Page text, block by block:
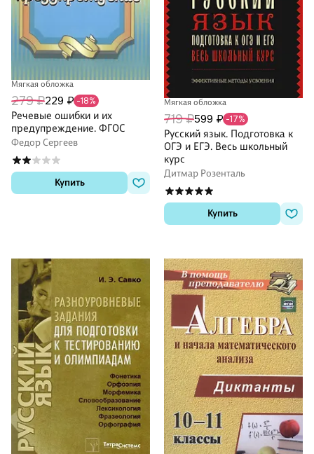
Мягкая обложка
279 ₽229 ₽ -18%
Речевые ошибки и их
предупреждение. ФГОС
Федор Сергеев
Купить
Мягкая обложка
719 ₽599 ₽ -17%
Русский язык. Подготовка к
ОГЭ и ЕГЭ. Весь школьный
курс
Дитмар Розенталь
Купить